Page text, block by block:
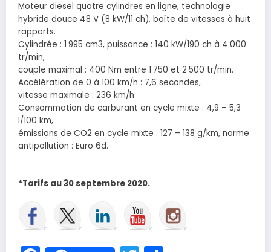
Moteur diesel quatre cylindres en ligne, technologie
hybride douce 48 V (8 kW/11 ch), boîte de vitesses à huit
rapports.
Cylindrée : 1 995 cm3, puissance : 140 kW/190 ch à 4 000
tr/min,
couple maximal : 400 Nm entre 1 750 et 2 500 tr/min.
Accélération de 0 à 100 km/h : 7,6 secondes,
vitesse maximale : 236 km/h.
Consommation de carburant en cycle mixte : 4,9 – 5,3
l/100 km,
émissions de CO2 en cycle mixte : 127 – 138 g/km, norme
antipollution : Euro 6d.
*Tarifs au 30 septembre 2020.